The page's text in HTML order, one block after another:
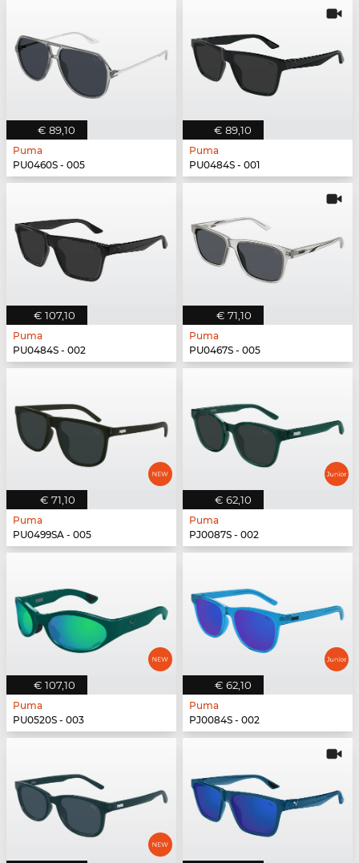
€ 89,10
Puma
PU0460S - 005
€ 89,10
Puma
PU0484S - 001
€ 107,10
Puma
PU0484S - 002
€ 71,10
Puma
PU0467S - 005
€ 71,10
Puma
PU0499SA - 005
€ 62,10
Puma
PJ0087S - 002
€ 107,10
Puma
PU0520S - 003
€ 62,10
Puma
PJ0084S - 002